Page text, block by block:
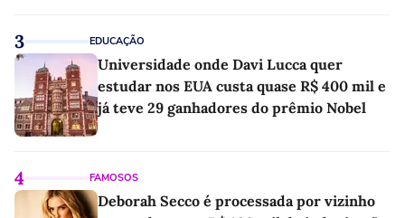
3 EDUCAÇÃO
Universidade onde Davi Lucca quer
estudar nos EUA custa quase R$ 400 mil e
já teve 29 ganhadores do prêmio Nobel
4 FAMOSOS
Deborah Secco é processada por vizinho